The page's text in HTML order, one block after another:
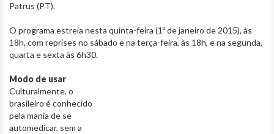
Patrus (PT).
O programa estreia nesta quinta-feira (1º de janeiro de 2015), às
18h, com reprises no sábado e na terça-feira, às 18h, e na segunda,
quarta e sexta às 6h30.
Modo de usar
Culturalmente, o
brasileiro é conhecido
pela mania de se
automedicar, sem a